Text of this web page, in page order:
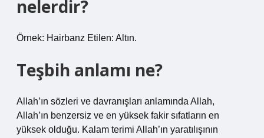
nelerdir?
Örnek: Hairbanz Etilen: Altın.
Teşbih anlamı ne?
Allah’ın sözleri ve davranışları anlamında Allah,
Allah’ın benzersiz ve en yüksek fakir sıfatların en
yüksek olduğu. Kalam terimi Allah’ın yaratılışının